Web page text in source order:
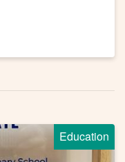
Education